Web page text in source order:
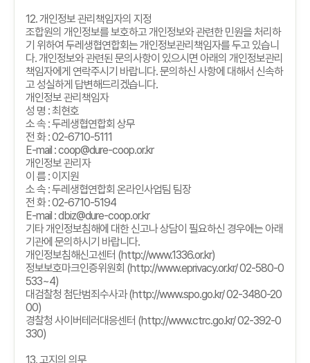
12.개인정보 관리책임자의 지정
조합원의 개인정보를 보호하고 개인정보와 관련한 민원을 처리하
기 위하여 두레생협연합회는 개인정보관리책임자를 두고 있습니
다.개인정보와 관련된 문의사항이 있으시면 아래의 개인정보관리
책임자에게 연락주시기 바랍니다.문의하신 사항에 대해서 신속하
고 성실하게 답변해드리겠습니다.
개인정보 관리책임자
성 명 :최현호
소 속 :두레생협연합회 상무
전 화: 02-6710-5111
E-mail : coop@dure-coop.or.kr
개인정보 관리자
이 름 : 이지원
소 속 :두레생협연합회 온라인사업팀 팀장
전 화: 02-6710-5194
E-mail : dbiz@dure-coop.or.kr
기타 개인정보침해에 대한 신고나 상담이 필요하신 경우에는 아래
기관에 문의하시기 바랍니다.
개인정보침해신고센터 (http://www.1336.or.kr)
정보보호마크인증위원회 (http://www.eprivacy.or.kr/ 02-580-0
533~4)
대검찰청 첨단범죄수사과(http://www.spo.go.kr/ 02-3480-20
00)
경찰청 사이버테러대응센터 (http://www.ctrc.go.kr/ 02-392-0
330)
13.고지의 의무